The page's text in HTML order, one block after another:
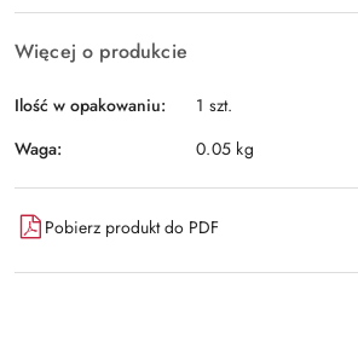
Więcej o produkcie
Ilość w opakowaniu:
1 szt.
Waga:
0.05 kg
Pobierz produkt do PDF